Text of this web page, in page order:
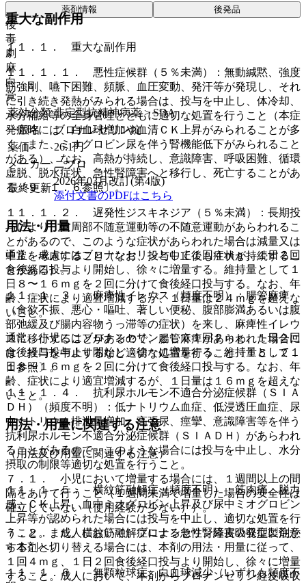
重大な副作用
１１．１． 重大な副作用
１１．１．１． 悪性症候群（５％未満）：無動緘黙、強度
筋強剛、嚥下困難、頻脈、血圧変動、発汗等が発現し、それ
に引き続き発熱がみられる場合は、投与を中止し、体冷却、
水分補給等の全身管理とともに適切な処置を行うこと（本症
発症時には、白血球増加や血清ＣＫ上昇がみられることが多
く、また、ミオグロビン尿を伴う腎機能低下がみられること
がある）、なお、高熱が持続し、意識障害、呼吸困難、循環
虚脱、脱水症状、急性腎障害へと移行し、死亡することがあ
る〔９．１．６参照〕。
１１．１．２． 遅発性ジスキネジア（５％未満）：長期投
与により、口周部不随意運動等の不随意運動があらわれるこ
とがあるので、このような症状があらわれた場合は減量又は
中止を考慮すること（なお、投与中止後も症状が持続するこ
とがある）。
１１．１．３． 麻痺性イレウス（頻度不明）：腸管麻痺
（食欲不振、悪心・嘔吐、著しい便秘、腹部膨満あるいは腹
部弛緩及び腸内容物うっ滞等の症状）を来し、麻痺性イレウ
スに移行することがあるので、腸管麻痺があらわれた場合に
は、投与を中止するなど適切な処置を行うこと〔１５．２．
１参照〕。
１１．１．４． 抗利尿ホルモン不適合分泌症候群（ＳＩＡ
ＤＨ）（頻度不明）：低ナトリウム血症、低浸透圧血症、尿
中ナトリウム排泄量増加、高張尿、痙攣、意識障害等を伴う
抗利尿ホルモン不適合分泌症候群（ＳＩＡＤＨ）があらわれ
ることがあるので、このような場合には投与を中止し、水分
摂取の制限等適切な処置を行うこと。
１１．１．５． 横紋筋融解症（頻度不明）：筋肉痛、脱力
感、ＣＫ上昇、血中ミオグロビン上昇及び尿中ミオグロビン
上昇等が認められた場合には投与を中止し、適切な処置を行
うこと。また、横紋筋融解症による急性腎障害の発症に注意
すること。
１１．１．６． 無顆粒球症、白血球減少（いずれも頻度不
薬剤情報 後発品
後
毒
劇
麻
向
覚
薬効分類 非定型抗精神病薬 > SDA
一般名
ブロナンセリン錠
薬価
26.1円
メーカー ニプロ
最終更新
2026年03月改訂(第4版)
添付文書のPDFはこちら
用法・用量
通常、成人にはブロナンセリンとして１回４ｍｇ、１日２回
食後経口投与より開始し、徐々に増量する。維持量として１
日８〜１６ｍｇを２回に分けて食後経口投与する。なお、年
齢、症状により適宜増減するが、１日量は２４ｍｇを超えな
いこと。
通常、小児にはブロナンセリンとして１回２ｍｇ、１日２回
食後経口投与より開始し、徐々に増量する。維持量として１
日８〜１６ｍｇを２回に分けて食後経口投与する。なお、年
齢、症状により適宜増減するが、１日量は１６ｍｇを超えな
いこと。
用法・用量に関連する注意
（用法及び用量に関連する注意）
７．１． 小児において増量する場合には、１週間以上の間
隔をあけて行うこと（１週間未満で増量した場合の安全性は
確立していない（使用経験が少ない））。
７．２． 成人において、ブロナンセリン経皮吸収型製剤か
ら本剤へ切り替える場合には、本剤の用法・用量に従って、
１回４ｍｇ、１日２回食後経口投与より開始し、徐々に増量
すること。成人において、本剤からブロナンセリン経皮吸収